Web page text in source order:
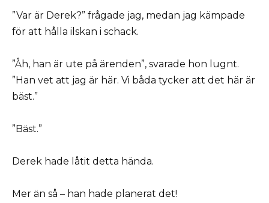
”Var är Derek?” frågade jag, medan jag kämpade
för att hålla ilskan i schack.
”Åh, han är ute på ärenden”, svarade hon lugnt.
”Han vet att jag är här. Vi båda tycker att det här är
bäst.”
”Bäst.”
Derek hade låtit detta hända.
Mer än så – han hade planerat det!